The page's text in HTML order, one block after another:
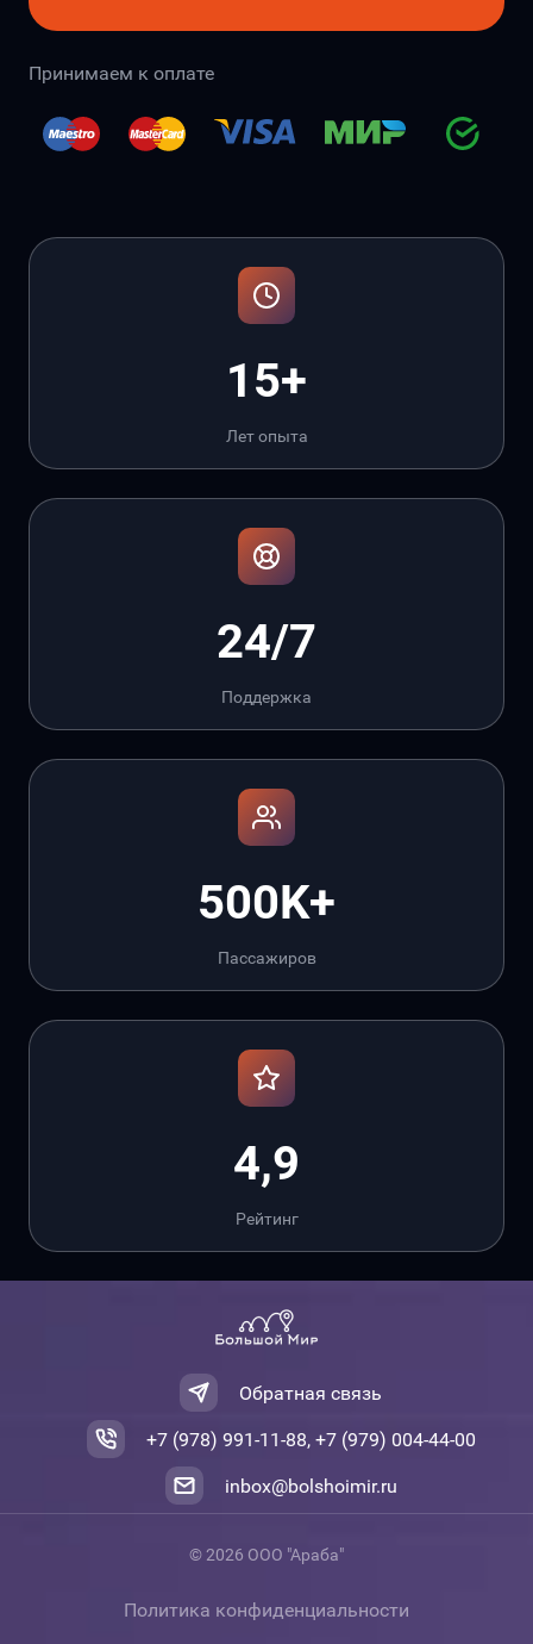
Принимаем к оплате
15+
Лет опыта
24/7
Поддержка
500K+
Пассажиров
4,9
Рейтинг
Обратная связь
+7 (978) 991-11-88, +7 (979) 004-44-00
inbox@bolshoimir.ru
© 2026 ООО "Араба"
Политика конфиденциальности